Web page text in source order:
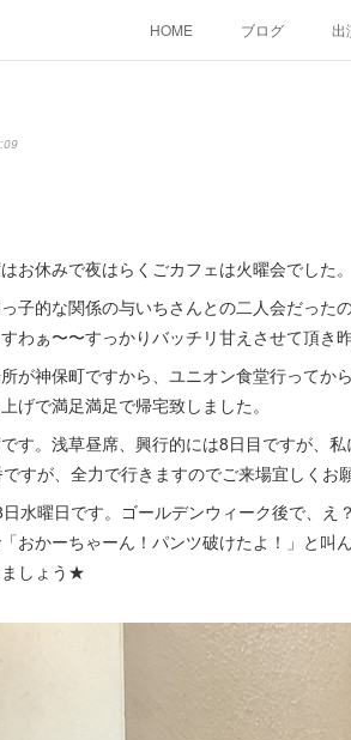
HOME ブログ 出
お休みで夜はらくごカフェは火曜会でした。
子的な関係の与いちさんとの二人会だった
わぁ〜〜すっかりバッチリ甘えさせて頂き
が神保町ですから、ユニオン食堂行ってか
げで満足満足で帰宅致しました。
す。浅草昼席、興行的には8日目ですが、
すが、全力で行きますのでご来場宜しくお
水曜日です。ゴールデンウィーク後で、
おかーちゃーん！パンツ破けたよ！」と叫
しょう★